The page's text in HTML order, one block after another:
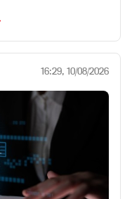
16:29, 10/08/2026